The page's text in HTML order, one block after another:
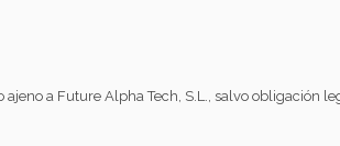
a Future Alpha Tech, S.L., salvo obligación